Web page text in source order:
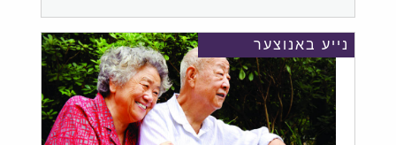
נייע באנוצער